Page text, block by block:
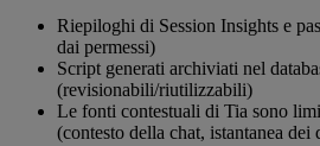
Riepiloghi di Session Insights e
dai permessi)
Script generati archiviati nel
(revisionabili/riutilizzabili)
Le fonti contestuali di Tia sono
(contesto della chat, istantanea